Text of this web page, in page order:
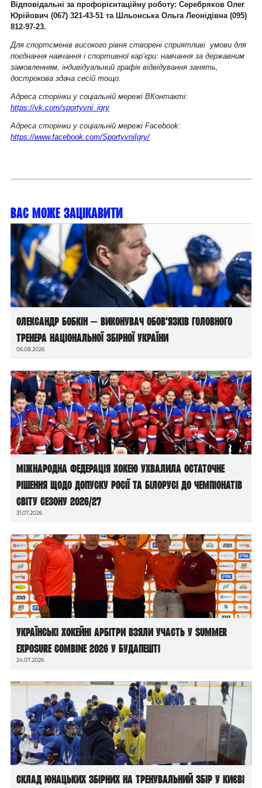
Відповідальні за профорієнтаційну роботу: Серебряков Олег
Юрійович (067) 321-43-51 та Шльонська Ольга Леонідівна (095)
812-97-23.
Для спортсменів високого рівня створені сприятливі умови для
поєднання навчання і спортивної кар’єри: навчання за державним
замовленням, індивідуальний графік відвідування занять,
дострокова здача сесій тощо.
Адреса сторінки у соціальній мережі ВКонтакті:
https://vk.com/sportyvni_igry
Адреса сторінки у соціальній мережі Facebook:
https://www.facebook.com/SportyvniIgry/
Вас може зацікавити
Олександр Бобкін — виконувач обов’язків головного
тренера національної збірної України
06.08.2026
Міжнародна федерація хокею ухвалила остаточне
рішення щодо допуску росії та білорусі до чемпіонатів
світу сезону 2026/27
31.07.2026
Українські хокейні арбітри взяли участь у Summer
Exposure Combine 2026 у Будапешті
24.07.2026
Склад юнацьких збірних на тренувальний збір у Києві